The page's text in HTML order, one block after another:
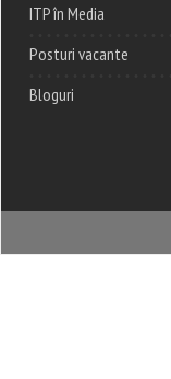
ITP în Media
Posturi vacante
Bloguri